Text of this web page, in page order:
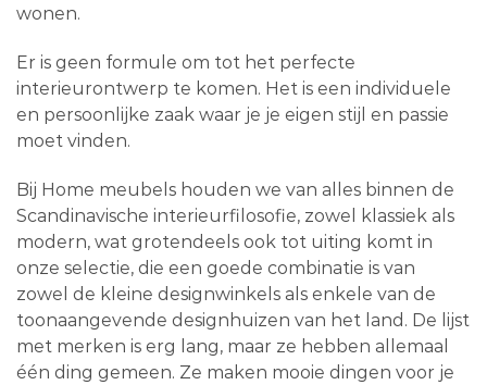
wonen.
Er is geen formule om tot het perfecte
interieurontwerp te komen. Het is een individuele
en persoonlijke zaak waar je je eigen stijl en passie
moet vinden.
Bij Home meubels houden we van alles binnen de
Scandinavische interieurfilosofie, zowel klassiek als
modern, wat grotendeels ook tot uiting komt in
onze selectie, die een goede combinatie is van
zowel de kleine designwinkels als enkele van de
toonaangevende designhuizen van het land. De lijst
met merken is erg lang, maar ze hebben allemaal
één ding gemeen. Ze maken mooie dingen voor je